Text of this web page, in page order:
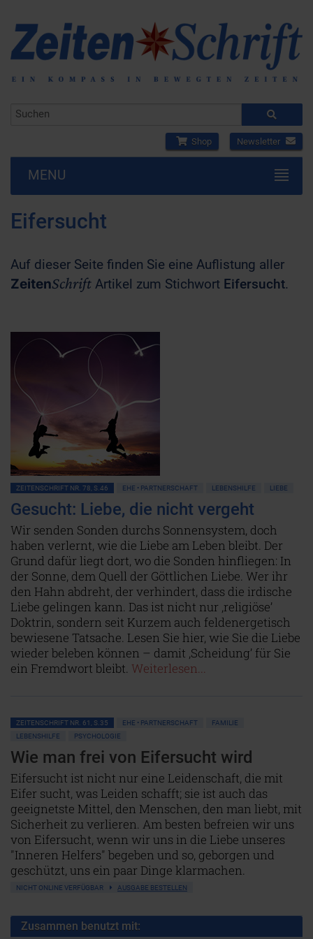
Shop Newsletter
MENU
Eifersucht
Auf dieser Seite finden Sie eine Auflistung aller
ZeitenSchrift Artikel zum Stichwort Eifersucht.
ZEITENSCHRIFT NR. 78, S.46 EHE • PARTNERSCHAFT LEBENSHILFE LIEBE
Gesucht: Liebe, die nicht vergeht
Wir senden Sonden durchs Sonnensystem, doch
haben verlernt, wie die Liebe am Leben bleibt. Der
Grund dafür liegt dort, wo die Sonden hinfliegen: In
der Sonne, dem Quell der Göttlichen Liebe. Wer ihr
den Hahn abdreht, der verhindert, dass die irdische
Liebe gelingen kann. Das ist nicht nur ‚religiöse’
Doktrin, sondern seit Kurzem auch feldenergetisch
bewiesene Tatsache. Lesen Sie hier, wie Sie die Liebe
wieder beleben können – damit ‚Scheidung’ für Sie
ein Fremdwort bleibt. Weiterlesen...
ZEITENSCHRIFT NR. 61, S.35 EHE • PARTNERSCHAFT
FAMILIE
LEBENSHILFE
PSYCHOLOGIE
Wie man frei von Eifersucht wird
Eifersucht ist nicht nur eine Leidenschaft, die mit
Eifer sucht, was Leiden schafft; sie ist auch das
geeignetste Mittel, den Menschen, den man liebt, mit
Sicherheit zu verlieren. Am besten befreien wir uns
von Eifersucht, wenn wir uns in die Liebe unseres
"Inneren Helfers" begeben und so, geborgen und
geschützt, uns ein paar Dinge klarmachen.
NICHT ONLINE VERFÜGBAR AUSGABE BESTELLEN
Zusammen benutzt mit: